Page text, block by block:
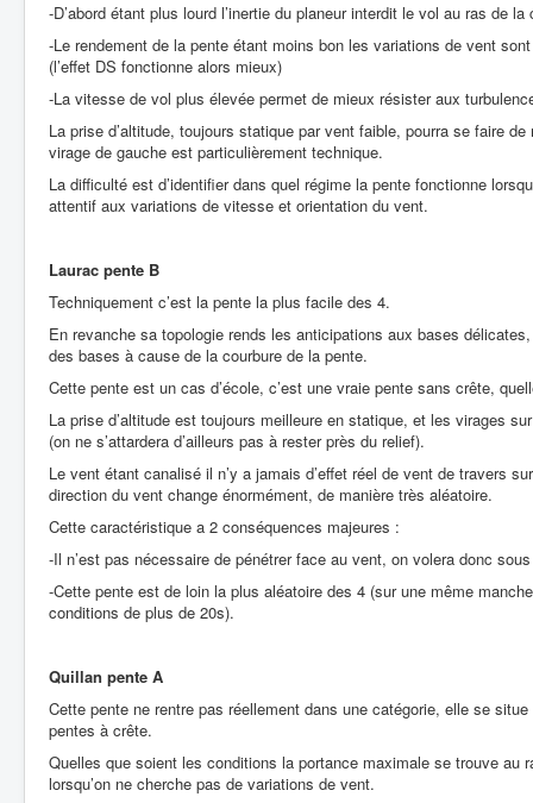
-D’abord étant plus lourd l’inertie du planeur interdit le vol au ras de la
-Le rendement de la pente étant moins bon les variations de vent
(l’effet DS fonctionne alors mieux)
-La vitesse de vol plus élevée permet de mieux résister aux
La prise d’altitude, toujours statique par vent faible, pourra se faire
virage de gauche est particulièrement technique.
La difficulté est d’identifier dans quel régime la pente fonctionne
attentif aux variations de vitesse et orientation du vent.
Laurac pente B
Techniquement c’est la pente la plus facile des 4.
En revanche sa topologie rends les anticipations aux bases
des bases à cause de la courbure de la pente.
Cette pente est un cas d’école, c’est une vraie pente sans crête,
La prise d’altitude est toujours meilleure en statique, et les virages
(on ne s’attardera d’ailleurs pas à rester près du relief).
Le vent étant canalisé il n’y a jamais d’effet réel de vent de travers
direction du vent change énormément, de manière très aléatoire.
Cette caractéristique a 2 conséquences majeures :
-Il n’est pas nécessaire de pénétrer face au vent, on volera donc
-Cette pente est de loin la plus aléatoire des 4 (sur une même
conditions de plus de 20s).
Quillan pente A
Cette pente ne rentre pas réellement dans une catégorie, elle se
pentes à crête.
Quelles que soient les conditions la portance maximale se trouve au
lorsqu’on ne cherche pas de variations de vent.